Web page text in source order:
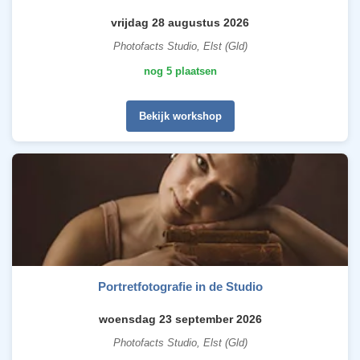
vrijdag 28 augustus 2026
Photofacts Studio, Elst (Gld)
nog 5 plaatsen
Bekijk workshop
Portretfotografie in de Studio
woensdag 23 september 2026
Photofacts Studio, Elst (Gld)